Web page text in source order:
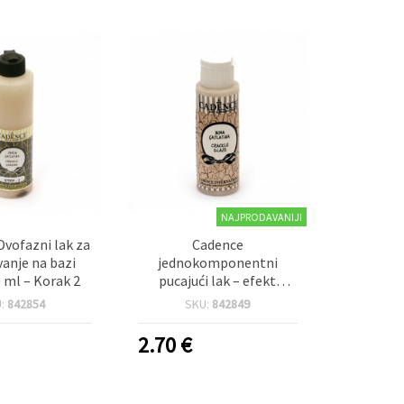
lak za
na bazi
ml – Korak 2
842854
NAJPRODAVANIJI
Cadence
jednokomponentni
pucajući lak – efekt
pucanja, 70 ml
SKU: 842849
2.70€